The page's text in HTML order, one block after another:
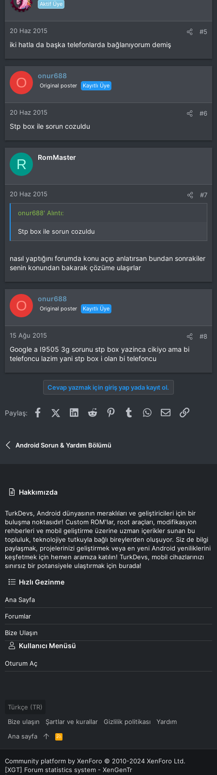
Aktif Üye
20 Haz 2015 #5
iki hatla da başka telefonlarda bağlanıyorum demiş
O onur688
Original poster Kayıtlı Üye
20 Haz 2015 #6
Stp box ile sorun cozuldu
R RomMaster
20 Haz 2015 #7
onur688' Alıntı:
Stp box ile sorun cozuldu
nasıl yaptığını forumda konu açıp anlatırsan bundan sonrakiler
senin konundan bakarak çözüme ulaşırlar
O onur688
Original poster Kayıtlı Üye
15 Ağu 2015 #8
Google a I9505 3g sorunu stp box yazinca cikiyo ama bi
telefoncu lazim yani stp box i olan bi telefoncu
Cevap yazmak için giriş yap yada kayıt ol.
Paylaş: FacebookX (Twitter)
LinkedInReddit PinterestTumblr WhatsApp
E-postaLink
Android Sorun & Yardım Bölümü
Hakkımızda
TurkDevs, Android dünyasının meraklıları ve geliştiricileri için bir
buluşma noktasıdır! Custom ROM'lar, root araçları, modifikasyon
rehberleri ve mobil geliştirme üzerine uzman içerikler sunan bu
topluluk, teknolojiye tutkuyla bağlı bireylerden oluşuyor. Siz de bilgi
paylaşmak, projelerinizi geliştirmek veya en yeni Android yeniliklerini
keşfetmek için hemen aramıza katılın! TurkDevs, mobil cihazlarınızı
sınırsız bir potansiyele ulaştırmak için burada!
Hızlı Gezinme
Ana Sayfa
Forumlar
Bize Ulaşın
Kullanıcı Menüsü
Oturum Aç
Türkçe (TR)
Bize ulaşın
Şartlar ve kurallar Gizlilik politikası
Yardım
Ana sayfa
R
S
S
Community platform by XenForo © 2010-2024 XenForo Ltd.
[XGT] Forum statistics system - XenGenTr